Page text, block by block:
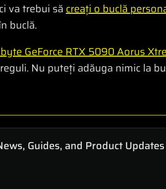
va trebui săcreați o buclă
buclă.
GeForce RTX 5090 Aorus
Nu puteți adăuga nimic la
Guides, and Product